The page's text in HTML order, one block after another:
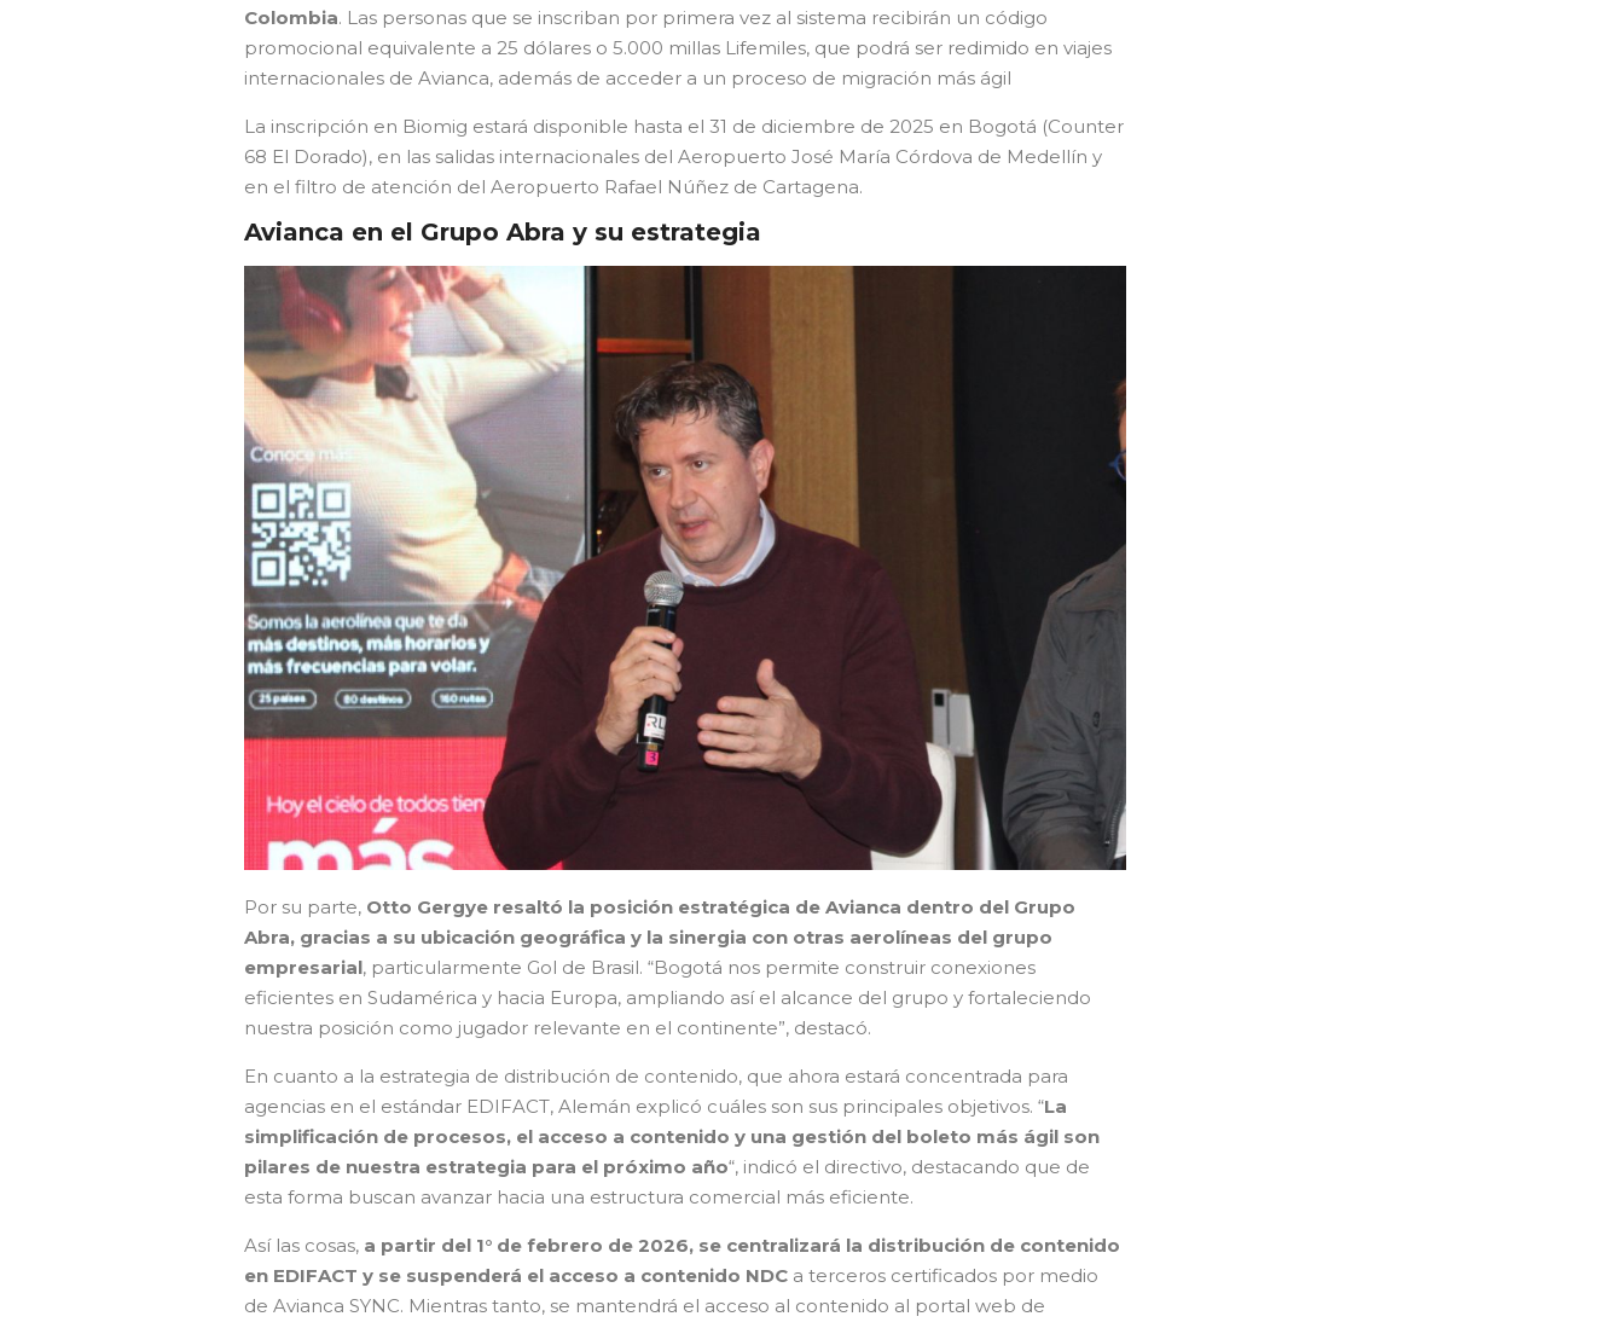
Colombia. Las personas que se inscriban por primera vez al sistema recibirán un código
promocional equivalente a 25 dólares o 5.000 millas Lifemiles, que podrá ser redimido en viajes
internacionales de Avianca, además de acceder a un proceso de migración más ágil
La inscripción en Biomig estará disponible hasta el 31 de diciembre de 2025 en Bogotá (Counter
68 El Dorado), en las salidas internacionales del Aeropuerto José María Córdova de Medellín y
en el filtro de atención del Aeropuerto Rafael Núñez de Cartagena.
Avianca en el Grupo Abra y su estrategia
Por su parte, Otto Gergye resaltó la posición estratégica de Avianca dentro del Grupo
Abra, gracias a su ubicación geográfica y la sinergia con otras aerolíneas del grupo
empresarial, particularmente Gol de Brasil. “Bogotá nos permite construir conexiones
eficientes en Sudamérica y hacia Europa, ampliando así el alcance del grupo y fortaleciendo
nuestra posición como jugador relevante en el continente”, destacó.
En cuanto a la estrategia de distribución de contenido, que ahora estará concentrada para
agencias en el estándar EDIFACT, Alemán explicó cuáles son sus principales objetivos. “La
simplificación de procesos, el acceso a contenido y una gestión del boleto más ágil son
pilares de nuestra estrategia para el próximo año“, indicó el directivo, destacando que de
esta forma buscan avanzar hacia una estructura comercial más eficiente.
Así las cosas, a partir del 1° de febrero de 2026, se centralizará la distribución de contenido
en EDIFACT y se suspenderá el acceso a contenido NDC a terceros certificados por medio
de Avianca SYNC. Mientras tanto, se mantendrá el acceso al contenido al portal web de